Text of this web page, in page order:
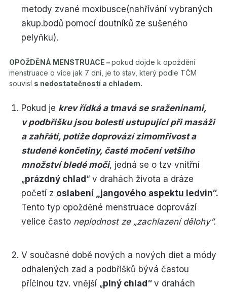
metody zvané moxibusce(nahřívání vybraných
akup.bodů pomocí doutníků ze sušeného
pelyňku).
OPOŽDĚNÁ MENSTRUACE –pokud dojde k opoždění
menstruace o více jak 7 dní, je to stav, který podle TČM
souvisí s nedostatečností a chladem.
Pokud je krev řídká a tmavá se sraženinami,
v podbřišku jsou bolesti ustupující při masáži
a zahřátí, potíže doprovází zimomřivost a
studené končetiny, časté močení vetšího
množství bledé moči, jedná se o tzv vnitřní
„prázdný chlad “ v drahách života a dráze
početí z oslabení „jangového aspektu ledvin“.
Tento typ opožděné menstruace doprovází
velice často neplodnost ze „zachlazení dělohy“.
V současné době nových a nových diet a módy
odhalených zad a podbřišků bývá častou
příčinou tzv. vnější „plný chlad“ v drahách